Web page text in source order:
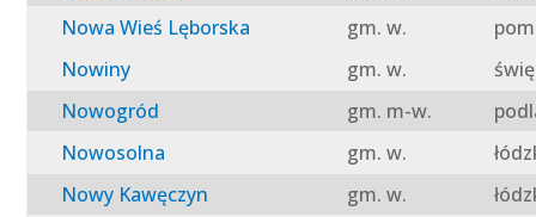
Nowa Wieś Lęborska
gm. w.
Nowiny
gm. w.
Nowogród
gm. m-w.
Nowosolna
gm. w.
Nowy Kawęczyn
gm. w.